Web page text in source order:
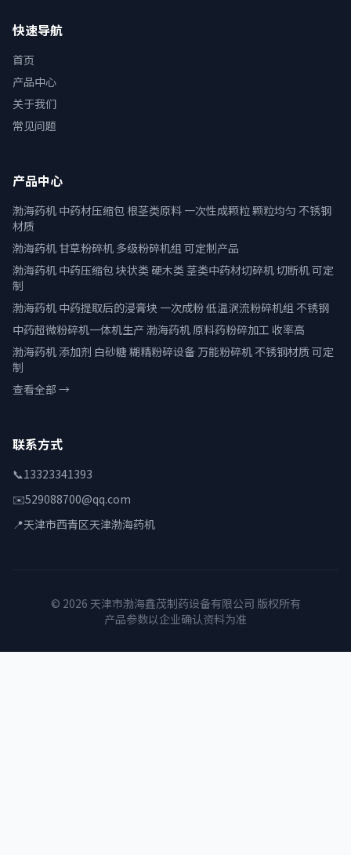
快速导航
首页
产品中心
关于我们
常见问题
产品中心
渤海药机 中药材压缩包 根茎类原料 一次性成颗粒 颗粒均匀 不锈钢
材质
渤海药机 甘草粉碎机 多级粉碎机组 可定制产品
渤海药机 中药压缩包 块状类 硬木类 茎类中药材切碎机 切断机 可定
制
渤海药机 中药提取后的浸膏块 一次成粉 低温涡流粉碎机组 不锈钢
中药超微粉碎机一体机生产 渤海药机 原料药粉碎加工 收率高
渤海药机 添加剂 白砂糖 糊精粉碎设备 万能粉碎机 不锈钢材质 可定
制
查看全部 →
联系方式
📞13323341393
✉️529088700@qq.com
📍天津市西青区天津渤海药机
© 2026 天津市渤海鑫茂制药设备有限公司 版权所有
产品参数以企业确认资料为准